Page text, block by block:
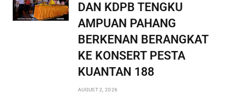
DAN KDPB TENGKU
AMPUAN PAHANG
BERKENAN BERANGKAT
KE KONSERT PESTA
KUANTAN 188
AUGUST 2, 2026